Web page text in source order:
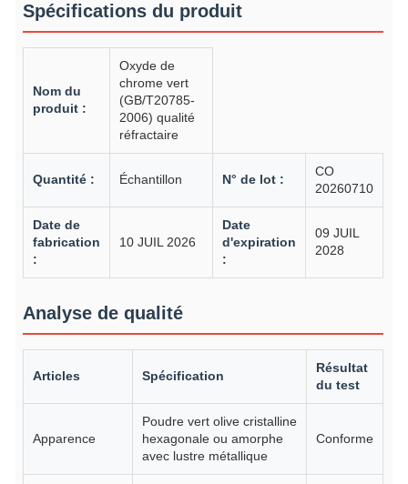
Spécifications du produit
Nom du
produit :
Oxyde de
chrome vert
(GB/T20785-
2006) qualité
réfractaire
Quantité : Échantillon N° de lot :
CO
20260710
Date de
fabrication
:
10 JUIL 2026
Date
d'expiration
:
09 JUIL
2028
Analyse de qualité
Articles Spécification
Résultat
du test
Apparence
Poudre vert olive cristalline
hexagonale ou amorphe
avec lustre métallique
Conforme